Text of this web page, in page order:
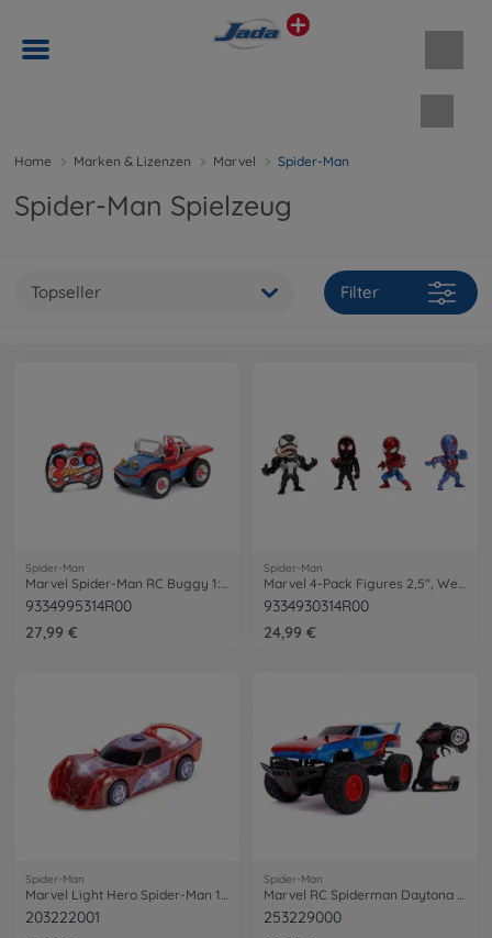
Home Marken & Lizenzen Marvel Spider-Man
Spider-Man Spielzeug
Topseller Filter
Spider-Man
Marvel Spider-Man RC Buggy 1:24
9334995314R00
27,99 €
Spider-Man
Marvel 4-Pack Figures 2,5", Welle 1
9334930314R00
24,99 €
Spider-Man
203222001
Spider-Man
253229000